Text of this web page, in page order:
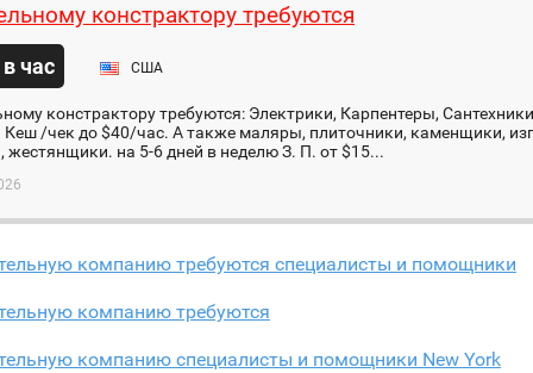
констрактору требуются
час США
констрактору требуются: Электрики, Карпентеры,
Кеш /чек до $40/час. А также маляры, плиточники, каменщики,
жестянщики. на 5-6 дней в неделю З. П. от $15...
компанию требуются специалисты и помощники
компанию требуются
компанию специалисты и помощники New York